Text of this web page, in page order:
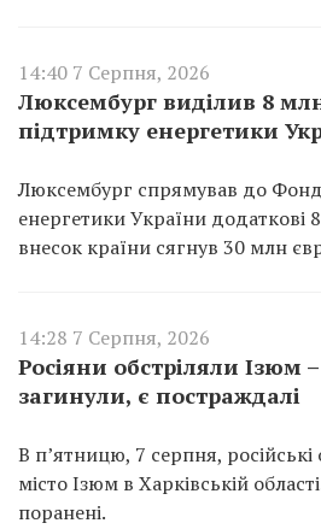
14:40 7 Серпня, 2026
Люксембург виділив 8
підтримку енергетики
Люксембург спрямував до
енергетики України додаткові
внесок країни сягнув 30 млн
14:28 7 Серпня, 2026
Росіяни обстріляли Ізюм
загинули, є постраждалі
В п’ятницю, 7 серпня,
місто Ізюм в Харківській
поранені.